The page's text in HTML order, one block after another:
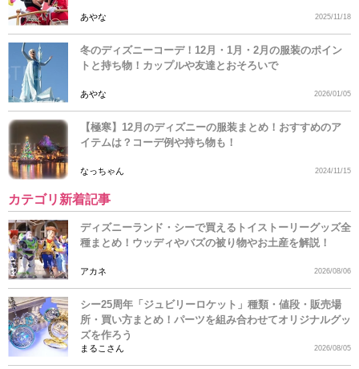
あやな 2025/11/18
冬のディズニーコーデ！12月・1月・2月の服装のポイン
トと持ち物！カップルや友達とおそろいで
あやな 2026/01/05
【極寒】12月のディズニーの服装まとめ！おすすめのア
イテムは？コーデ例や持ち物も！
なっちゃん 2024/11/15
カテゴリ新着記事
ディズニーランド・シーで買えるトイストーリーグッズ全
種まとめ！ウッディやバズの被り物やお土産を解説！
アカネ 2026/08/06
シー25周年「ジュビリーロケット」種類・値段・販売場
所・買い方まとめ！パーツを組み合わせてオリジナルグッ
ズを作ろう
まるこさん 2026/08/05